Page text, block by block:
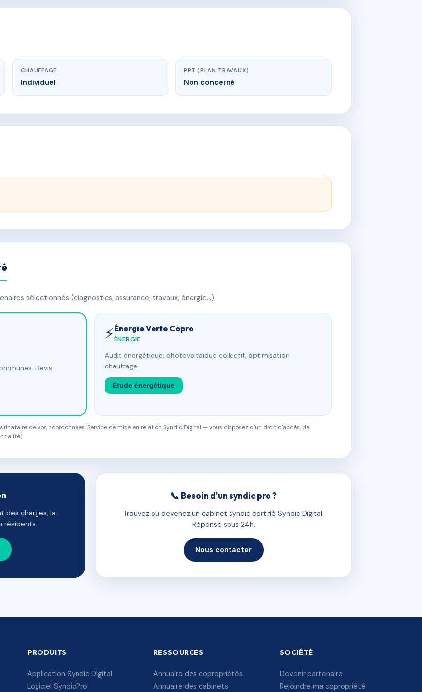
CHAUFFAGE
Individuel
PPT (PLAN TRAVAUX)
Non concerné
sélectionnés (diagnostics, assurance, travaux, énergie…).
Devis
⚡Énergie Verte Copro
ÉNERGIE
Audit énergétique, photovoltaïque collectif, optimisation
chauffage.
Étude énergétique
de vos coordonnées. Service de mise en relation Syndic Digital — vous disposez d'un droit d'accès, de
des charges, la
résidents.
📞 Besoin d'un syndic pro ?
Trouvez ou devenez un cabinet syndic certifié Syndic Digital.
Réponse sous 24h.
Nous contacter
PRODUITS
Application Syndic Digital
Logiciel SyndicPro
RESSOURCES
Annuaire des copropriétés
Annuaire des cabinets
SOCIÉTÉ
Devenir partenaire
Rejoindre ma copropriété